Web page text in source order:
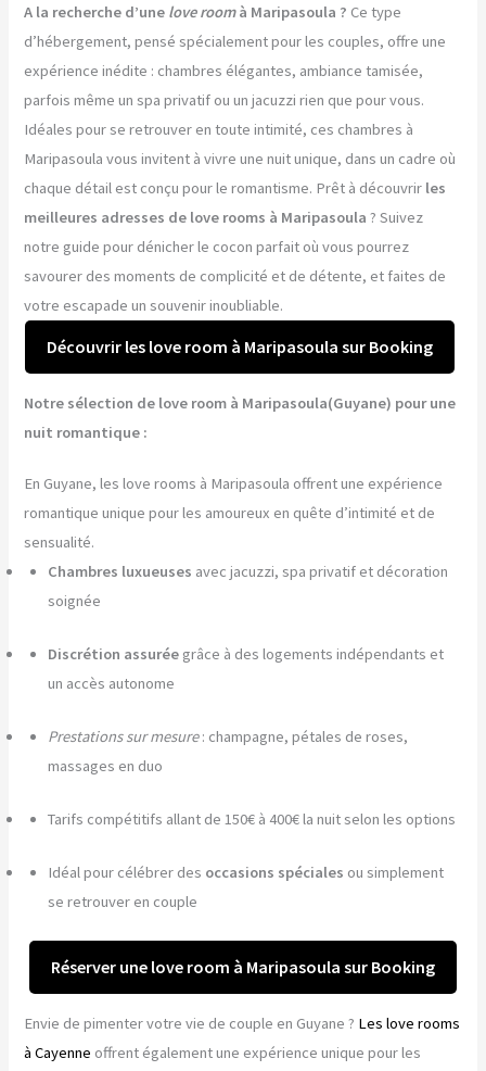
A la recherche d’une love roomà Maripasoula ? Ce type
d’hébergement, pensé spécialement pour les couples, offre une
expérience inédite : chambres élégantes, ambiance tamisée,
parfois même un spa privatif ou un jacuzzi rien que pour vous.
Idéales pour se retrouver en toute intimité, ces chambres à
Maripasoula vous invitent à vivre une nuit unique, dans un cadre où
chaque détail est conçu pour le romantisme. Prêt à découvrir les
meilleures adresses de love rooms à Maripasoula ? Suivez
notre guide pour dénicher le cocon parfait où vous pourrez
savourer des moments de complicité et de détente, et faites de
votre escapade un souvenir inoubliable.
Découvrir les love room à Maripasoula sur Booking
Notre sélection de love room à Maripasoula(Guyane) pour une
nuit romantique :
En Guyane, les love rooms à Maripasoula offrent une expérience
romantique unique pour les amoureux en quête d’intimité et de
sensualité.
Chambres luxueuses avec jacuzzi, spa privatif et décoration
soignée
Discrétion assurée grâce à des logements indépendants et
un accès autonome
Prestations sur mesure: champagne, pétales de roses,
massages en duo
Tarifs compétitifs allant de 150€ à 400€ la nuit selon les options
Idéal pour célébrer des occasions spéciales ou simplement
se retrouver en couple
Réserver une love room à Maripasoula sur Booking
Envie de pimenter votre vie de couple en Guyane ? Les love rooms
à Cayenne offrent également une expérience unique pour les